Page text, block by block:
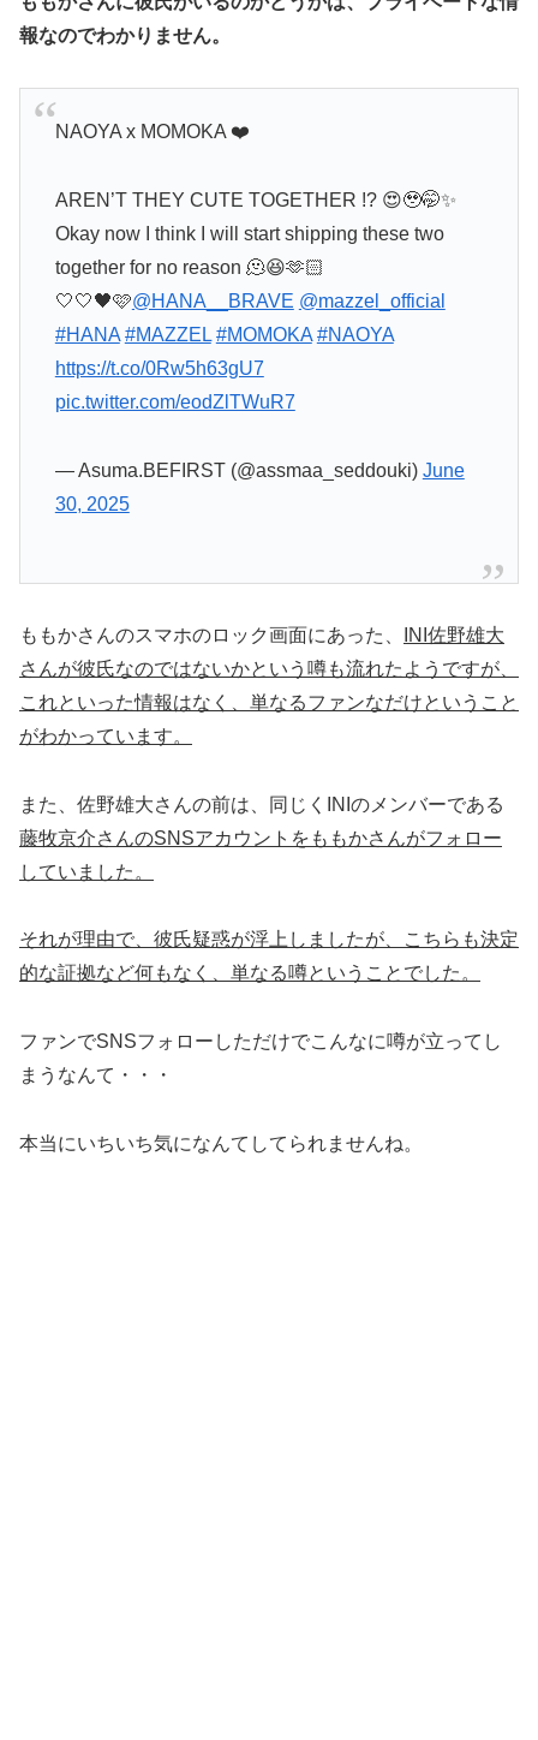
報なのでわかりません。
NAOYA x MOMOKA ❤️
AREN’T THEY CUTE TOGETHER !? 😍🥹🤭✨
Okay now I think I will start shipping these two
together for no reason 🫠😆🫶🏻
🤍🤍🖤🩷@HANA__BRAVE @mazzel_official
#HANA #MAZZEL #MOMOKA #NAOYA
https://t.co/0Rw5h63gU7
pic.twitter.com/eodZlTWuR7
— Asuma.BEFIRST (@assmaa_seddouki) June
30, 2025
ももかさんのスマホのロック画面にあった、
INI佐野雄大
さんが彼氏なのではないかという噂も流れたようですが、
これといった情報はなく、単なるファンなだけということ
がわかっています。
また、佐野雄大さんの前は、同じくINIのメンバーである
藤牧京介さんのSNSアカウントをももかさんがフォロー
していました。
それが理由で、彼氏疑惑が浮上しましたが、こちらも決定
的な証拠など何もなく、単なる噂ということでした。
ファンでSNSフォローしただけでこんなに噂が立ってし
まうなんて・・・
本当にいちいち気になんてしてられませんね。